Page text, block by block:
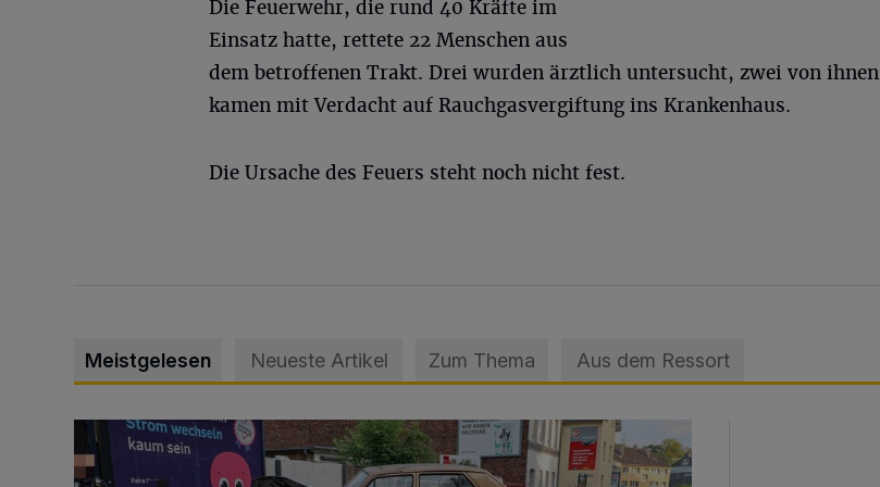
Die Feuerwehr, die rund 40 Kräfte im
Einsatz hatte, rettete 22 Menschen aus
dem betroffenen Trakt. Drei wurden ärztlich untersucht, zwei von ihnen
kamen mit Verdacht auf Rauchgasvergiftung ins Krankenhaus.
Die Ursache des Feuers steht noch nicht fest.
Meistgelesen Neueste Artikel Zum Thema Aus dem Ressort
Schwerer Unfall mit 2,48 Promille